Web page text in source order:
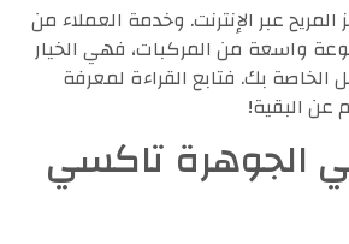
عبر الإنترنت. وخدمة العملاء من
واسعة من المركبات، فهي الخيار
الخاصة بك. فتابع القراءة لمعرفة
عن البقية!
الجوهرة تاكسي